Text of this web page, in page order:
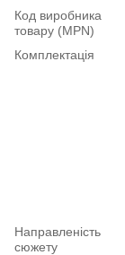
Код виробника
товару (MPN)
Комплектація
Направленість
сюжету